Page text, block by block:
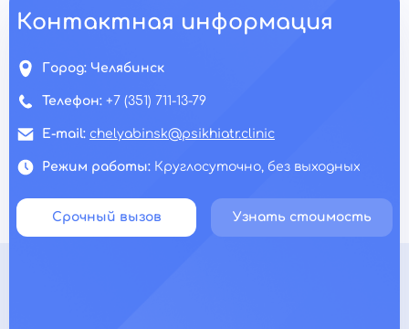
Контактная информация
Город: Челябинск
Телефон: +7 (351) 711-13-79
E-mail: chelyabinsk@psikhiatr.clinic
Режим работы: Круглосуточно, без выходных
Срочный вызов Узнать стоимость